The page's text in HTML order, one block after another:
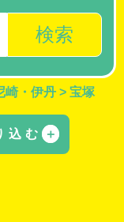
検索
崎・伊丹 > 宝塚
込む ＋